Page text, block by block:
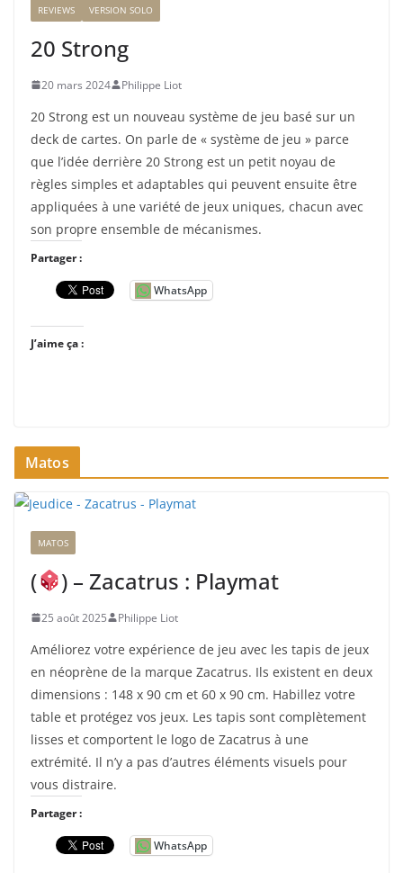
REVIEWS VERSION SOLO
20 Strong
20 mars 2024 Philippe Liot
20 Strong est un nouveau système de jeu basé sur un
deck de cartes. On parle de « système de jeu » parce
que l’idée derrière 20 Strong est un petit noyau de
règles simples et adaptables qui peuvent ensuite être
appliquées à une variété de jeux uniques, chacun avec
son propre ensemble de mécanismes.
Partager :
WhatsApp
J’aime ça :
Matos
MATOS
( ) – Zacatrus : Playmat
25 août 2025 Philippe Liot
Améliorez votre expérience de jeu avec les tapis de jeux
en néoprène de la marque Zacatrus. Ils existent en deux
dimensions : 148 x 90 cm et 60 x 90 cm. Habillez votre
table et protégez vos jeux. Les tapis sont complètement
lisses et comportent le logo de Zacatrus à une
extrémité. Il n’y a pas d’autres éléments visuels pour
vous distraire.
Partager :
WhatsApp